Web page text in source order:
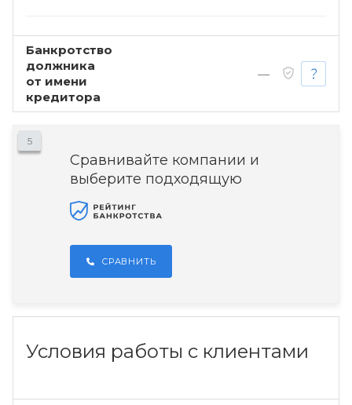
Банкротство
должника
от имени
кредитора
—
5
Сравнивайте компании и
выберите подходящую
СРАВНИТЬ
Условия работы с клиентами